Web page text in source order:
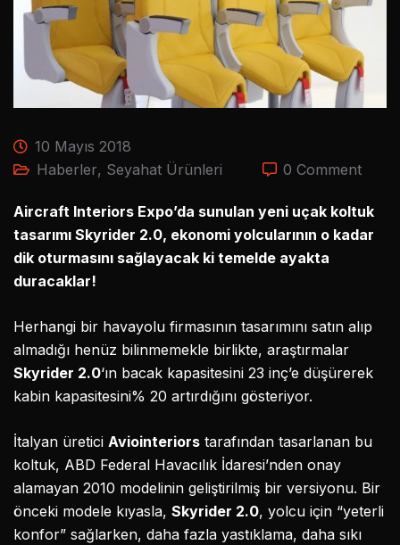
10 Mayıs 2018
Haberler, Seyahat Ürünleri 0 Comment
Aircraft Interiors Expo’da sunulan yeni uçak koltuk
tasarımı Skyrider 2.0, ekonomi yolcularının o kadar
dik oturmasını sağlayacak ki temelde ayakta
duracaklar!
Herhangi bir havayolu firmasının tasarımını satın alıp
almadığı henüz bilinmemekle birlikte, araştırmalar
Skyrider 2.0‘ın bacak kapasitesini 23 inç’e düşürerek
kabin kapasitesini% 20 artırdığını gösteriyor.
İtalyan üretici Aviointeriors tarafından tasarlanan bu
koltuk, ABD Federal Havacılık İdaresi’nden onay
alamayan 2010 modelinin geliştirilmiş bir versiyonu. Bir
önceki modele kıyasla, Skyrider 2.0, yolcu için “yeterli
konfor” sağlarken, daha fazla yastıklama, daha sıkı